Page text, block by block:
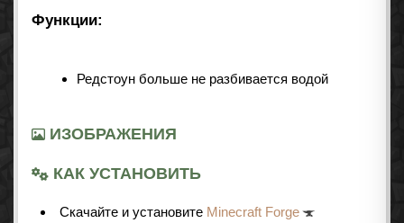
Функции:
Редстоун больше не разбивается водой
ИЗОБРАЖЕНИЯ
КАК УСТАНОВИТЬ
Cкачайте и установите Minecraft Forge